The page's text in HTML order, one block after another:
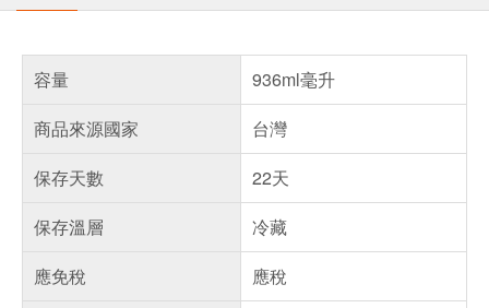
容量
936ml毫升
商品來源國家
台灣
保存天數
22天
保存溫層
冷藏
應免稅
應稅